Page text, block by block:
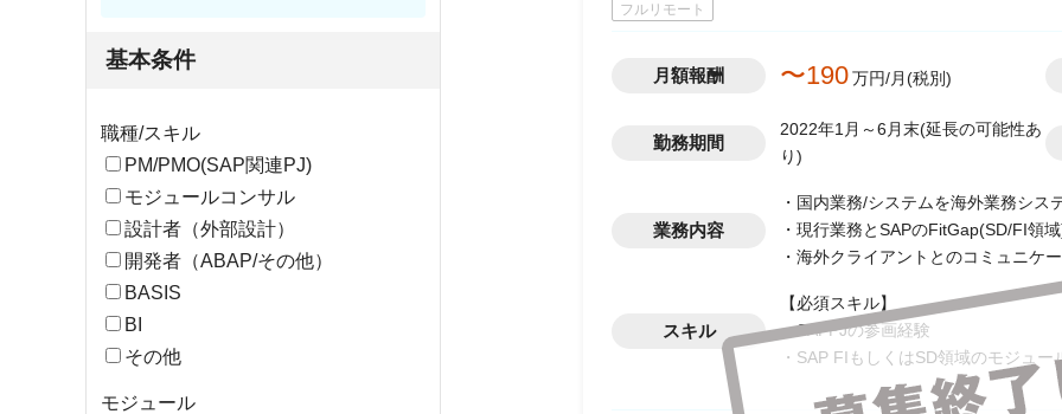
基本条件
職種/スキル
PM/PMO(SAP関連PJ)
モジュールコンサル
設計者（外部設計）
開発者（ABAP/その他）
BASIS
BI
その他
モジュール
フルリモート
月額報酬 〜190万円/月(税別)
勤務期間
2022年1月～6月末(延長の可能性あ
り)
業務内容
・国内業務/システムを海外業務シス
・現行業務とSAPのFitGap(SD/FI領
・海外クライアントとのコミュニケ
スキル
【必須スキル】
・SAPPJの参画経験
・SAP FIもしくはSD領域のモジュ